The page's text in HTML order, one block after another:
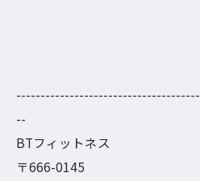
--
BTフィットネス
〒666-0145